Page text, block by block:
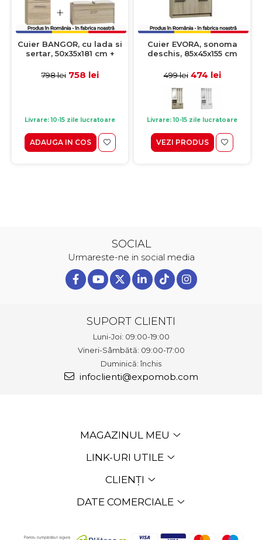
Cuier BANGOR, cu lada si
sertar, 50x35x181 cm +
100x38x46 cm, sonoma
798 lei 758 lei
Livrare: 10-15 zile lucratoare
ADAUGA IN COS
Cuier EVORA, sonoma
deschis, 85x45x155 cm
499 lei 474 lei
Livrare: 10-15 zile lucratoare
VEZI PRODUS
SOCIAL
Urmareste-ne in social media
SUPORT CLIENTI
Luni-Joi: 09:00-19:00
Vineri-Sâmbătă: 09:00-17:00
Duminică: închis
infoclienti@expomob.com
MAGAZINUL MEU
LINK-URI UTILE
CLIENȚI
DATE COMERCIALE